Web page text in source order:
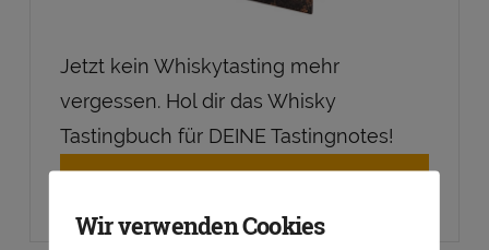
Jetzt kein Whiskytasting mehr
vergessen. Hol dir das Whisky
Tastingbuch für DEINE Tastingnotes!
Wir verwenden Cookies